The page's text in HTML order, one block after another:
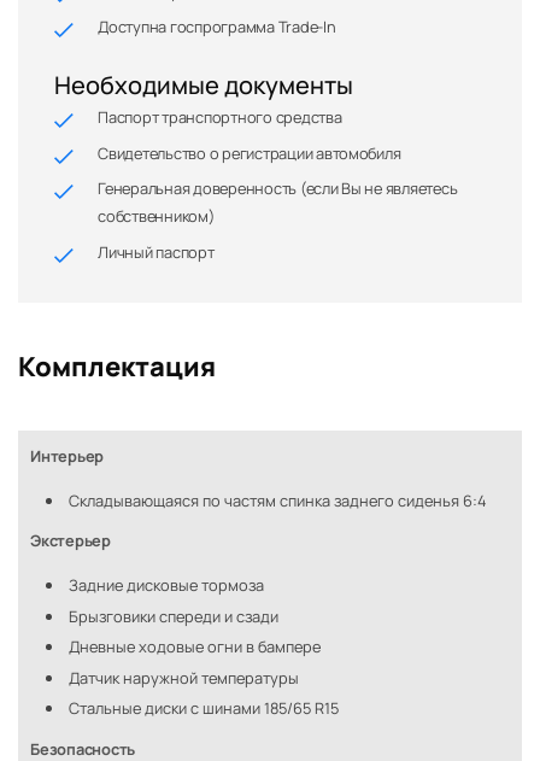
Доступна госпрограмма Trade-In
Необходимые документы
Паспорт транспортного средства
Свидетельство о регистрации автомобиля
Генеральная доверенность (если Вы не являетесь
собственником)
Личный паспорт
Комплектация
Интерьер
Складывающаяся по частям спинка заднего сиденья 6:4
Экстерьер
Задние дисковые тормоза
Брызговики спереди и сзади
Дневные ходовые огни в бампере
Датчик наружной температуры
Стальные диски с шинами 185/65 R15
Безопасность